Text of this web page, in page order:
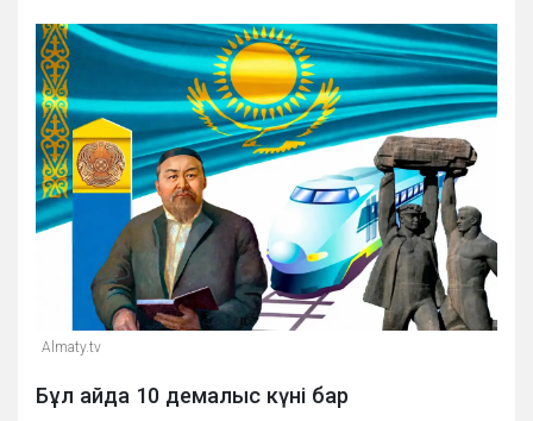
Almaty.tv
Бұл айда 10 демалыс күні бар